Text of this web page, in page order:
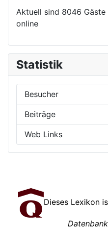
Aktuell sind 8046
online
Statistik
Besucher
Beiträge
Web Links
Dieses Lexikon
Datenbank